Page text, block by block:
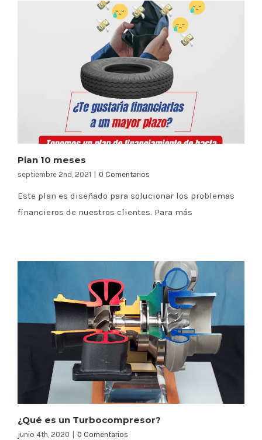
Plan 10 meses
septiembre 2nd, 2021 0 Comentarios
Este plan es diseñado para solucionar los problemas
financieros de nuestros clientes. Para más
¿Qué es un Turbocompresor?
junio 4th, 2020 0 Comentarios